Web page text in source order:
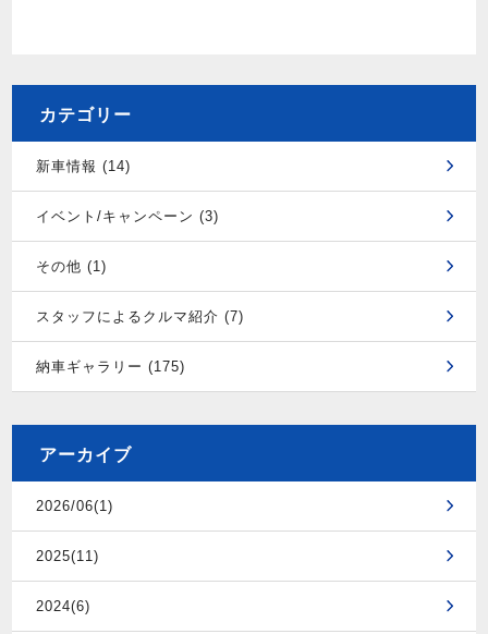
カテゴリー
新車情報 (14)
イベント/キャンペーン (3)
その他 (1)
スタッフによるクルマ紹介 (7)
納車ギャラリー (175)
アーカイブ
2026/06(1)
2025(11)
2024(6)